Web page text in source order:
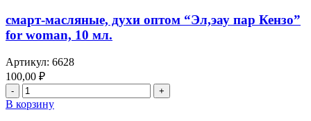
"Силвер"
6
мл.
смарт-масляные, духи оптом “Эл,эау пар Кензо”
for woman, 10 мл.
Артикул: 6628
100,00 ₽
Количество
товара
смарт-
В корзину